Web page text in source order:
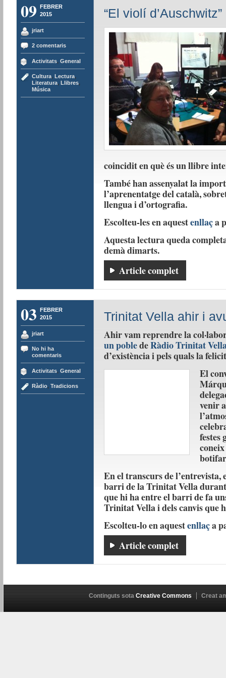
09 FEBRER
2015
jriart
2 comentaris
Activitats, General
Cultura, Lectura,
Literatura, Llibres,
Música
“El violí
coincidit en què és un llibre
També han assenyalat la
l’aprenentatge del català,
llengua i d’ortografia.
Escolteu-les en aquestenllaça
Aquesta lectura queda
demà dimarts.
Article complet
03 FEBRER
2015
jriart
No hi ha
comentaris
Activitats, General
Ràdio, Tradicions
Trinitat Vella ahir i
Ahir vam reprendre la
un pobledeRàdio Trinitat
d’existència i pels quals la
El
venir
festes
En el transcurs de l’entrevista,
barri de la Trinitat Vella durant
que hi ha entre el barri de fa
Trinitat Vella i dels canvis que
Escolteu-lo en aquestenllaça
Article complet
Continguts sota Creative Commons Creat